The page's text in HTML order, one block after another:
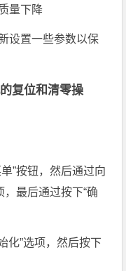
量下降
设置一些参数以保
复位和清零操
”按钮，然后通过向
，最后通过按下“确
化”选项，然后按下